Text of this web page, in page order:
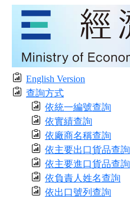
English Version
查詢方式
依統一編號查詢
依實績查詢
依廠商名稱查詢
依主要出口貨品查詢
依主要進口貨品查詢
依負責人姓名查詢
依出口號列查詢